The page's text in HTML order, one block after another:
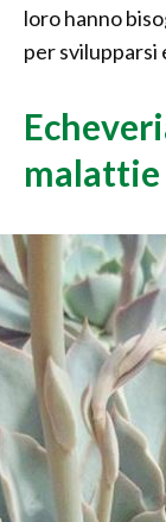
loro hanno
per svilupparsi
malattie